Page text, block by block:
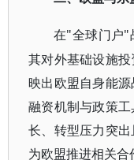
在"全球门户"
其对外基础设施
映出欧盟自身能
融资机制与政策
长、转型压力突
为欧盟推进相关合